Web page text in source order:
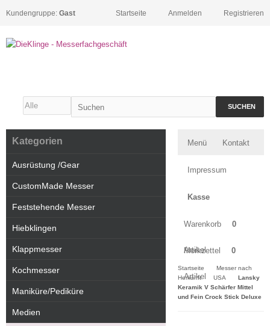
Kundengruppe: Gast Registrieren
Anmelden
Startseite
SUCHEN
Menü Kontakt
Impressum
Kasse
Warenkorb 0
Artikel
Merkzettel 0
Artikel
Startseite
Messer nach
Herkunft
USA
Lansky
Keramik V Schärfer Mittel
und Fein Crock Stick Deluxe
Kategorien
Ausrüstung /Gear
CustomMade Messer
Feststehende Messer
Hiebklingen
Klappmesser
Kochmesser
Maniküre/Pediküre
Medien